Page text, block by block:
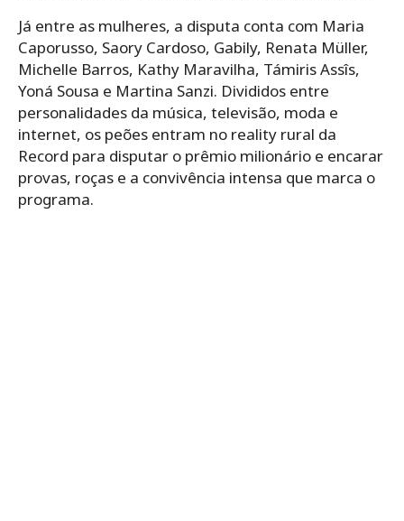
Já entre as mulheres, a disputa conta com Maria
Caporusso, Saory Cardoso, Gabily, Renata Müller,
Michelle Barros, Kathy Maravilha, Támiris Assîs,
Yoná Sousa e Martina Sanzi. Divididos entre
personalidades da música, televisão, moda e
internet, os peões entram no reality rural da
Record para disputar o prêmio milionário e encarar
provas, roças e a convivência intensa que marca o
programa.